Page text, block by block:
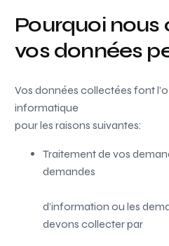
Pourquoi
vos données
Vos données collectées font
informatique
pour les raisons suivantes:
Traitement de vos
demandes
d’information ou les
devons collecter par